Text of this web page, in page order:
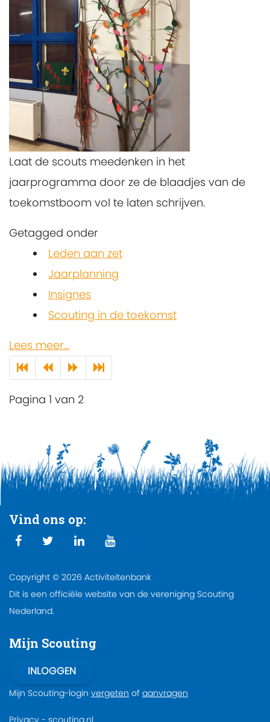
Laat de scouts meedenken in het
jaarprogramma door ze de blaadjes van de
toekomstboom vol te laten schrijven.
Getagged onder
Leden aan zet
Jaarplanning
Insignes
Scouting in de toekomst
Lees meer...
Pagina 1 van 2
Vind ons op:
Copyright © 2026 Activiteitenbank
Dit is een officiële website van de vereniging Scouting
Nederland.
Mijn Scouting
Mijn Scouting-login vergeten of aanvragen
Privacy - scouting.nl